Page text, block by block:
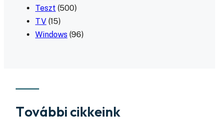
Teszt (500)
TV (15)
Windows (96)
További cikkeink